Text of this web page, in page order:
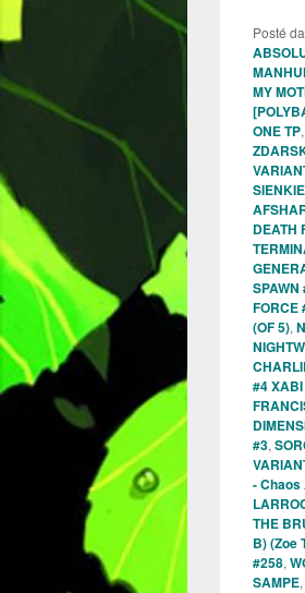
Posté
MY
ONE TP,
DEATH
FORCE
(OF 5),
#4
#3,
- Chaos
THE
B) (Zoe
#258,
SAMPE,